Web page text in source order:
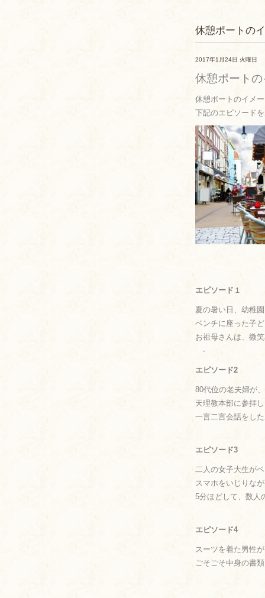
休憩ポートの
2017年1月24日 火曜日
休憩ポート
休憩ポートのイメ
下記のエピソード
エピソード １
夏の暑い日、幼稚
ベンチに座った子
お祖母さんは、微
-
エピソード2
80代位の老夫婦が
天理教本部に参拝
一言二言会話をし
エピソード3
二人の女子大生が
スマホをいじりな
5分ほどして、数人
エピソード4
スーツを着た男性
ごそごそ中身の書